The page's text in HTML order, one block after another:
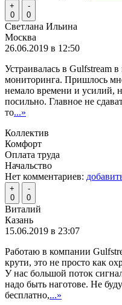
+
0
-
0
Светлана Ильина
Москва
26.06.2019 в 12:50
Устраивалась в Gulfstream
мониторинга. Пришлось
немало времени и усилий,
посильно. Главное не
то...»
Коллектив
Комфорт
Оплата труда
Начальство
Нет комментариев:
+
0
-
0
Виталий
Казань
15.06.2019 в 23:07
Работаю в компании
крути, это не просто как
У нас большой поток
надо быть наготове. Не
бесплатно,...»